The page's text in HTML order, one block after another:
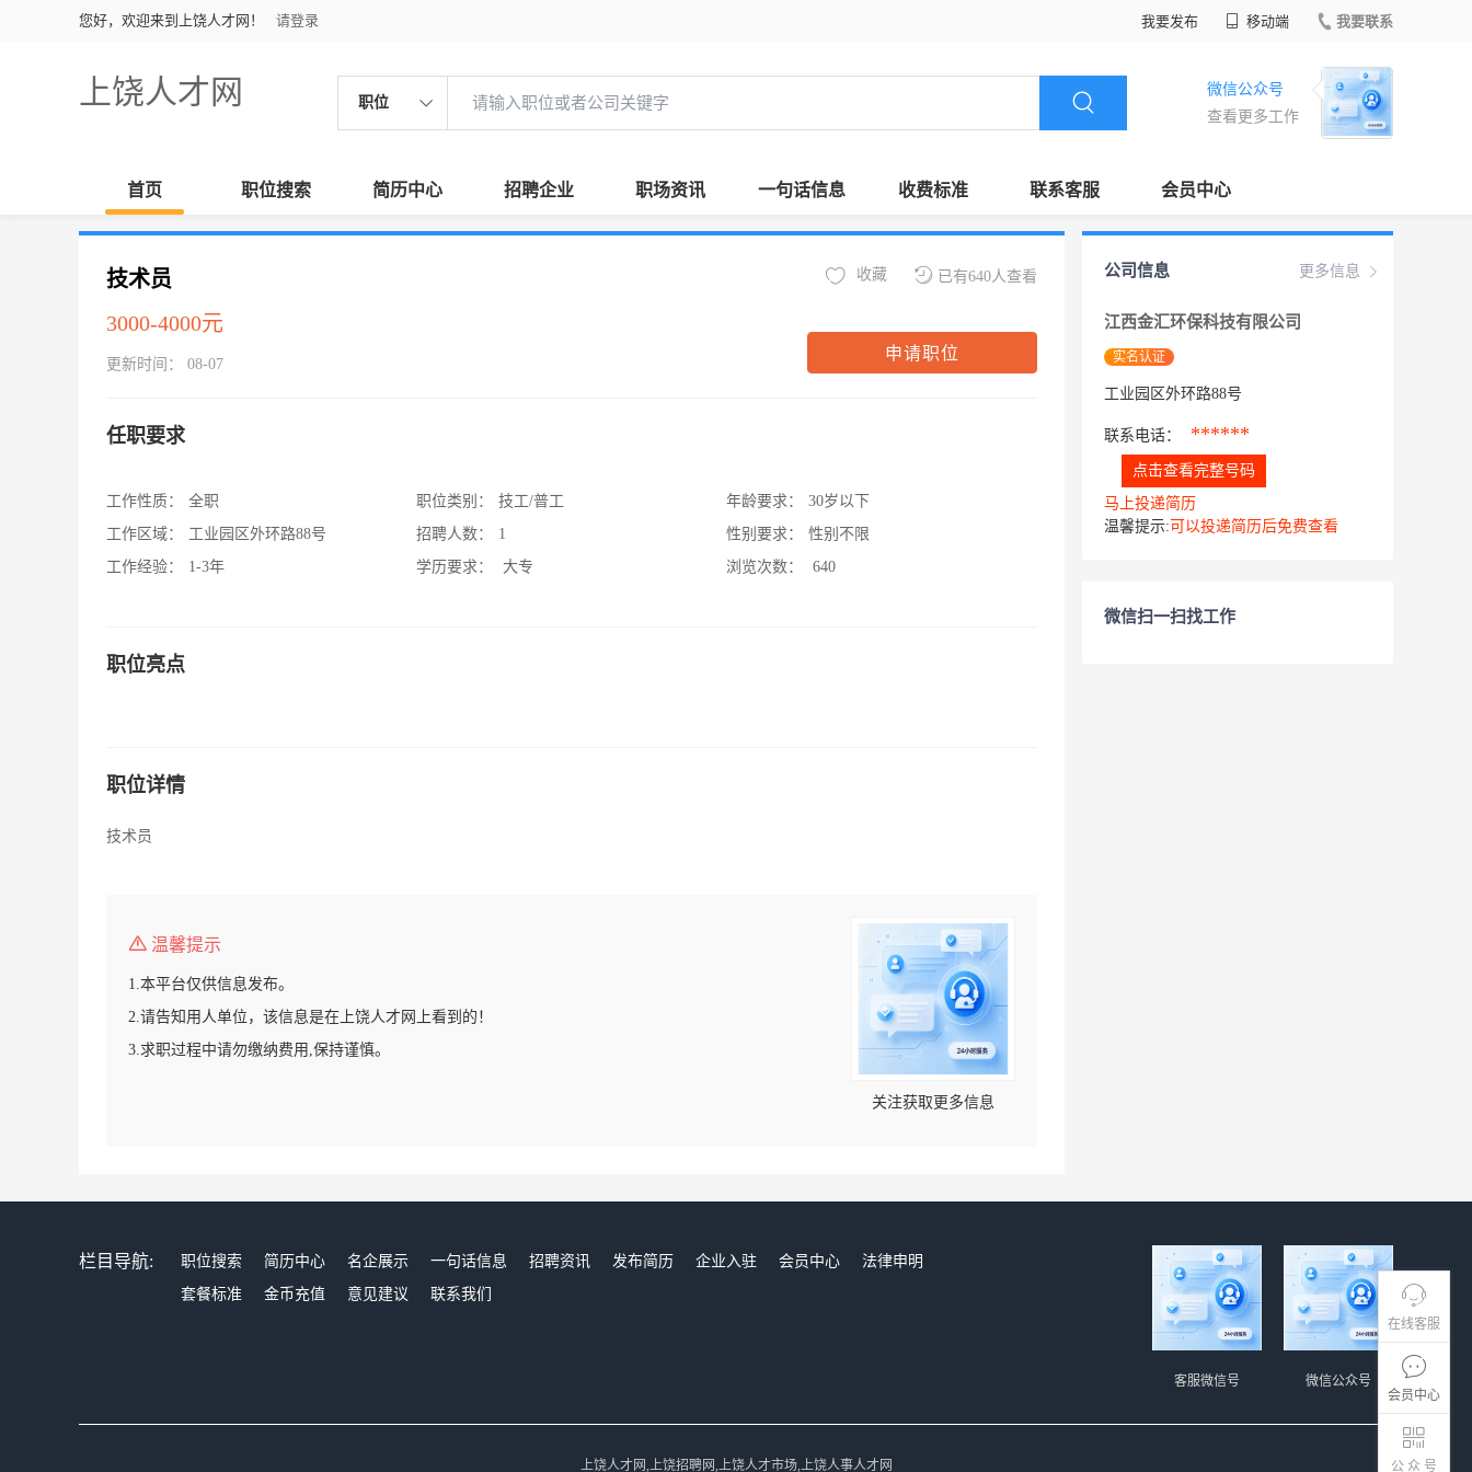
您好，欢迎来到上饶人才网！ 请登录 我要发布 移动端 我要联系
上饶人才网 职位
微信公众号
查看更多工作
首页 职位搜索 简历中心 招聘企业 职场资讯 一句话信息 收费标准 联系客服 会员中心
在线客服
会员中心
公 众 号
技术员
3000-4000元
更新时间： 08-07
已有640人查看
收藏
申请职位
任职要求
工作性质：
全职
工作区域：
工业园区外环路88号
工作经验：
1-3年
职位类别：
技工/普工
招聘人数：
1
学历要求：
大专
年龄要求：
30岁以下
性别要求：
性别不限
浏览次数：
640
职位亮点
职位详情
技术员
温馨提示
1.本平台仅供信息发布。
2.请告知用人单位，该信息是在上饶人才网上看到的！
3.求职过程中请勿缴纳费用,保持谨慎。
关注获取更多信息
更多信息
公司信息
江西金汇环保科技有限公司
实名认证
工业园区外环路88号
联系电话： ******
点击查看完整号码
马上投递简历
温馨提示: 可以投递简历后免费查看
微信扫一扫找工作
栏目导航: 职位搜索 简历中心 名企展示 一句话信息 招聘资讯 发布简历 企业入驻 会员中心
法律申明
套餐标准
金币充值 意见建议 联系我们
微信公众号
客服微信号
上饶人才网,上饶招聘网,上饶人才市场,上饶人事人才网